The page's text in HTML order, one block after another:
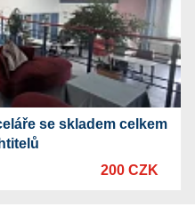
se skladem celkem
200 CZK